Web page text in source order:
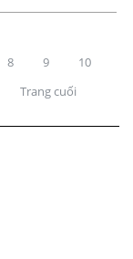
8 9
10
Trang cuối